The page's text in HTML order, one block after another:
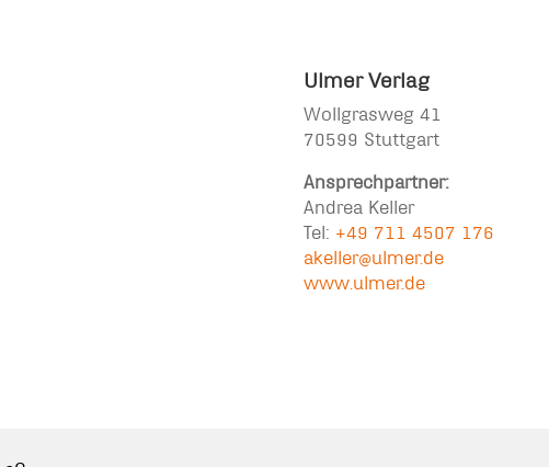
Ulmer Verlag
Wollgrasweg 41
70599 Stuttgart
Ansprechpartner:
Andrea Keller
Tel: +49 711 4507 176
akeller@ulmer.de
www.ulmer.de